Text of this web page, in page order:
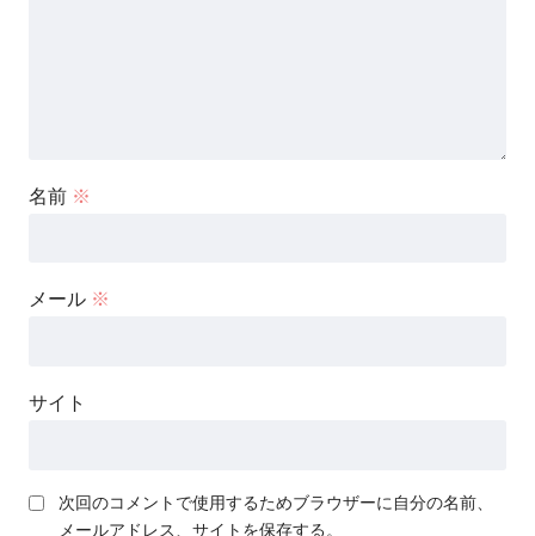
名前 ※
メール ※
サイト
次回のコメントで使用するためブラウザーに自分の名前、
メールアドレス、サイトを保存する。